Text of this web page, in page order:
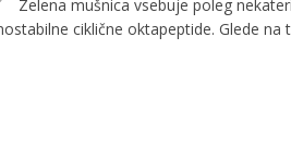
Zelena mušnica vsebuje poleg
ciklične oktapeptide. Glede na